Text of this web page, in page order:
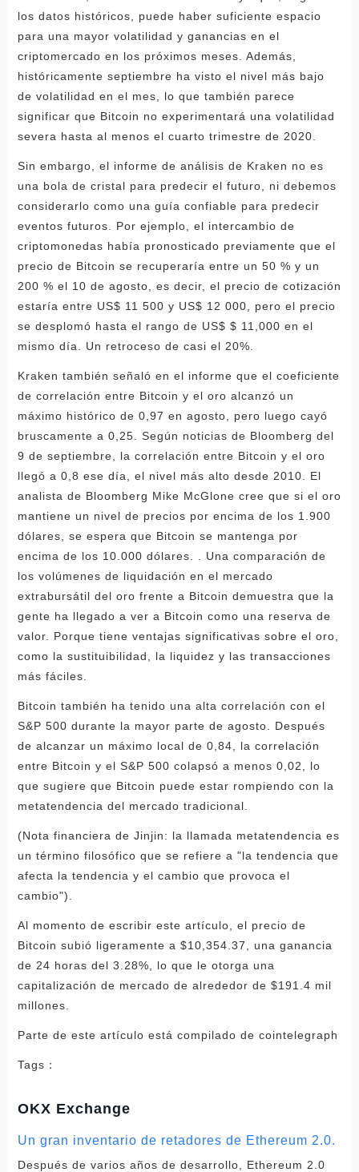
los datos históricos, puede haber suficiente espacio
para una mayor volatilidad y ganancias en el
criptomercado en los próximos meses. Además,
históricamente septiembre ha visto el nivel más bajo
de volatilidad en el mes, lo que también parece
significar que Bitcoin no experimentará una volatilidad
severa hasta al menos el cuarto trimestre de 2020.
Sin embargo, el informe de análisis de Kraken no es
una bola de cristal para predecir el futuro, ni debemos
considerarlo como una guía confiable para predecir
eventos futuros. Por ejemplo, el intercambio de
criptomonedas había pronosticado previamente que el
precio de Bitcoin se recuperaría entre un 50 % y un
200 % el 10 de agosto, es decir, el precio de cotización
estaría entre US$ 11 500 y US$ 12 000, pero el precio
se desplomó hasta el rango de US$ $ 11,000 en el
mismo día. Un retroceso de casi el 20%.
Kraken también señaló en el informe que el coeficiente
de correlación entre Bitcoin y el oro alcanzó un
máximo histórico de 0,97 en agosto, pero luego cayó
bruscamente a 0,25. Según noticias de Bloomberg del
9 de septiembre, la correlación entre Bitcoin y el oro
llegó a 0,8 ese día, el nivel más alto desde 2010. El
analista de Bloomberg Mike McGlone cree que si el oro
mantiene un nivel de precios por encima de los 1.900
dólares, se espera que Bitcoin se mantenga por
encima de los 10.000 dólares. . Una comparación de
los volúmenes de liquidación en el mercado
extrabursátil del oro frente a Bitcoin demuestra que la
gente ha llegado a ver a Bitcoin como una reserva de
valor. Porque tiene ventajas significativas sobre el oro,
como la sustituibilidad, la liquidez y las transacciones
más fáciles.
Bitcoin también ha tenido una alta correlación con el
S&P 500 durante la mayor parte de agosto. Después
de alcanzar un máximo local de 0,84, la correlación
entre Bitcoin y el S&P 500 colapsó a menos 0,02, lo
que sugiere que Bitcoin puede estar rompiendo con la
metatendencia del mercado tradicional.
(Nota financiera de Jinjin: la llamada metatendencia es
un término filosófico que se refiere a "la tendencia que
afecta la tendencia y el cambio que provoca el
cambio").
Al momento de escribir este artículo, el precio de
Bitcoin subió ligeramente a $10,354.37, una ganancia
de 24 horas del 3.28%, lo que le otorga una
capitalización de mercado de alrededor de $191.4 mil
millones.
Parte de este artículo está compilado de cointelegraph
Tags：
OKX Exchange
Un gran inventario de retadores de Ethereum 2.0.
Después de varios años de desarrollo, Ethereum 2.0